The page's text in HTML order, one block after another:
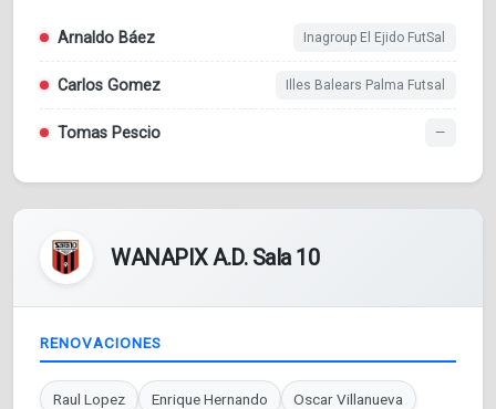
Arnaldo Báez Inagroup El Ejido FutSal
Carlos Gomez Illes Balears Palma Futsal
Tomas Pescio —
WANAPIX A.D. Sala 10
RENOVACIONES
Raul Lopez Enrique Hernando Oscar Villanueva